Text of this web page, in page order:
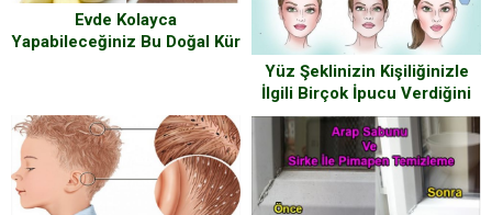
Evde Kolayca
Yapabileceğiniz Bu Doğal Kür
Yüz Şeklinizin Kişiliğinizle
İlgili Birçok İpucu Verdiğini
Biliyor musunuz ?